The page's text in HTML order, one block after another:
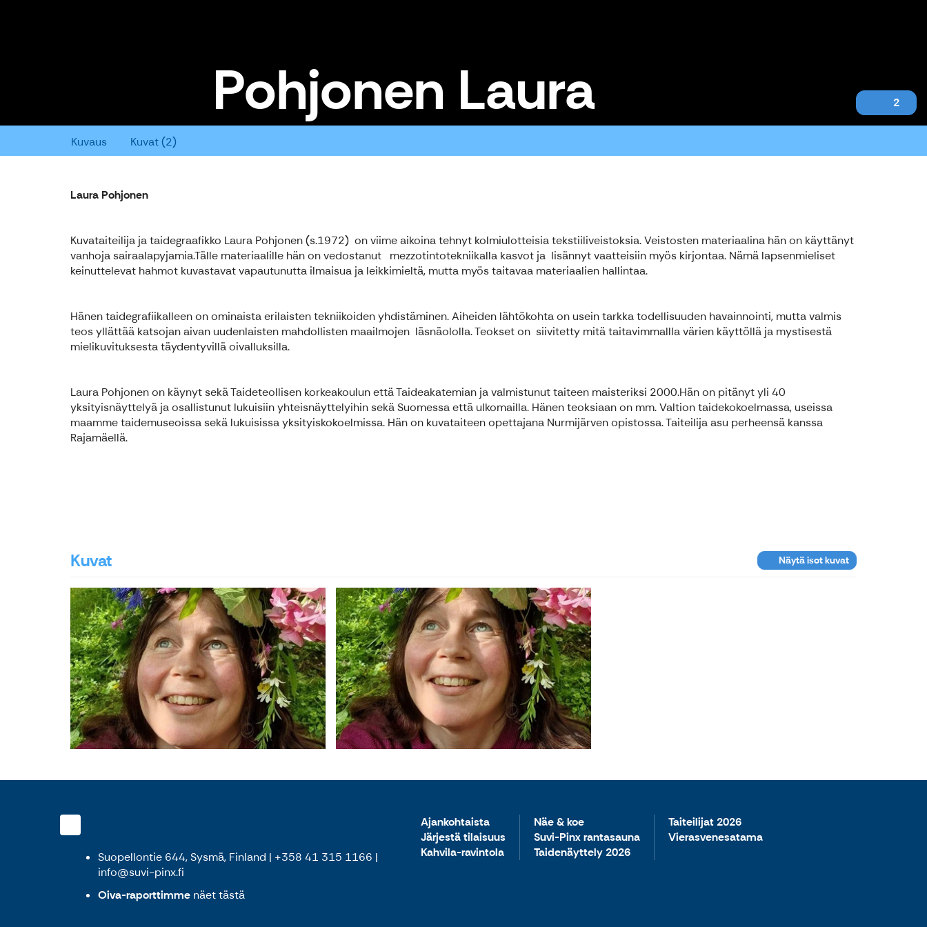
Pohjonen Laura 2
Kuvaus Kuvat (2)
Laura Pohjonen
Kuvataiteilija ja taidegraafikko Laura Pohjonen (s.1972) on viime aikoina tehnyt kolmiulotteisia tekstiiliveistoksia. Veistosten materiaalina hän on käyttänyt
vanhoja sairaalapyjamia.Tälle materiaalille hän on vedostanut mezzotintotekniikalla kasvot ja lisännyt vaatteisiin myös kirjontaa. Nämä lapsenmieliset
keinuttelevat hahmot kuvastavat vapautunutta ilmaisua ja leikkimieltä, mutta myös taitavaa materiaalien hallintaa.
Hänen taidegrafiikalleen on ominaista erilaisten tekniikoiden yhdistäminen. Aiheiden lähtökohta on usein tarkka todellisuuden havainnointi, mutta valmis
teos yllättää katsojan aivan uudenlaisten mahdollisten maailmojen läsnäololla. Teokset on siivitetty mitä taitavimmallla värien käyttöllä ja mystisestä
mielikuvituksesta täydentyvillä oivalluksilla.
Laura Pohjonen on käynyt sekä Taideteollisen korkeakoulun että Taideakatemian ja valmistunut taiteen maisteriksi 2000.Hän on pitänyt yli 40
yksityisnäyttelyä ja osallistunut lukuisiin yhteisnäyttelyihin sekä Suomessa että ulkomailla. Hänen teoksiaan on mm. Valtion taidekokoelmassa, useissa
maamme taidemuseoissa sekä lukuisissa yksityiskokoelmissa. Hän on kuvataiteen opettajana Nurmijärven opistossa. Taiteilija asu perheensä kanssa
Rajamäellä.
Kuvat Näytä isot kuvat
Suopellontie 644, Sysmä, Finland | +358 41 315 1166 |
info@suvi-pinx.fi
Oiva-raporttimme näettästä
Ajankohtaista
Järjestä tilaisuus
Kahvila-ravintola
Näe & koe
Suvi-Pinx rantasauna
Taidenäyttely 2026
Taiteilijat 2026
Vierasvenesatama